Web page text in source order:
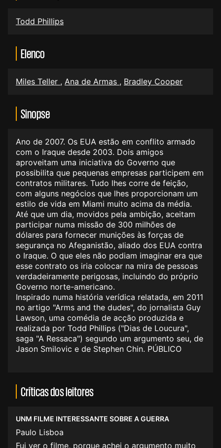
Todd Phillips
Elenco
Miles Teller , Ana de Armas , Bradley Cooper
Sinopse
Ano de 2007. Os EUA estão em conflito armado
com o Iraque desde 2003. Dois amigos
aproveitam uma iniciativa do Governo que
possibilita que pequenas empresas participem em
contratos militares. Tudo lhes corre de feição,
com alguns negócios que lhes proporcionam um
estilo de vida em Miami muito acima da média.
Até que um dia, movidos pela ambição, aceitam
participar numa missão de 300 milhões de
dólares para fornecer munições às forças de
segurança no Afeganistão, aliado dos EUA contra
o Iraque. O que eles não podiam imaginar era que
esse contrato os iria colocar na mira de pessoas
verdadeiramente perigosas, incluindo do próprio
Governo norte-americano.
Inspirado numa história verídica relatada, em 2011
no artigo "Arms and the dudes", do jornalista Guy
Lawson, uma comédia de acção produzida e
realizada por Todd Phillips ("Dias de Loucura",
saga "A Ressaca") segundo um argumento seu, de
Jason Smilovic e de Stephen Chin. PÚBLICO
Críticas dos leitores
UNM FILME INTERESSANTE SOBRE A GUERRA
Paulo Lisboa
Fui ver o filme, porque achei o argumento muito